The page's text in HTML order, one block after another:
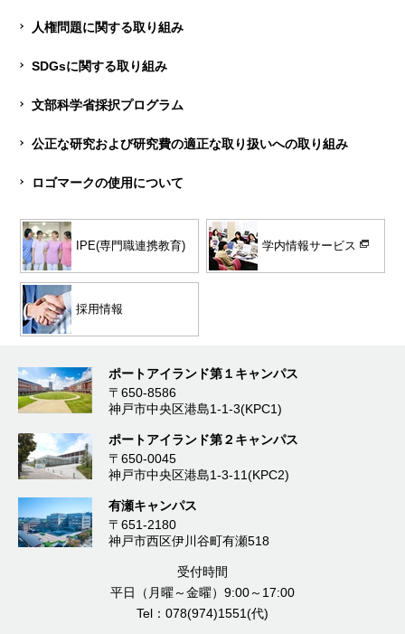
人権問題に関する取り組み
SDGsに関する取り組み
文部科学省採択プログラム
公正な研究および研究費の適正な取り扱いへの取り組み
ロゴマークの使用について
IPE(専門職連携教育) 学内情報サービス
採用情報
ポートアイランド第１キャンパス
〒650-8586
神戸市中央区港島1-1-3(KPC1)
ポートアイランド第２キャンパス
〒650-0045
神戸市中央区港島1-3-11(KPC2)
有瀬キャンパス
〒651-2180
神戸市西区伊川谷町有瀬518
受付時間
平日（月曜～金曜）9:00～17:00
Tel：078(974)1551(代)